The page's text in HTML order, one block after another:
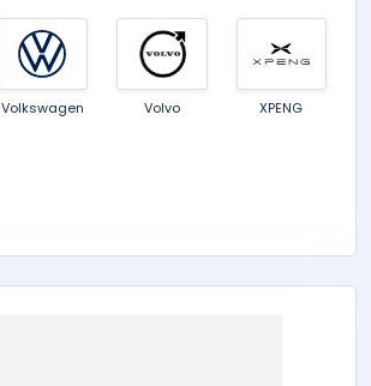
Volkswagen Volvo XPENG